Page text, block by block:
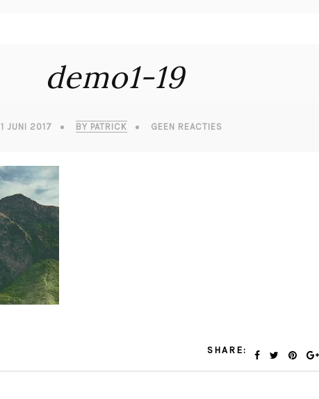
demo1-19
1 JUNI 2017 BY PATRICK GEEN REACTIES
SHARE: